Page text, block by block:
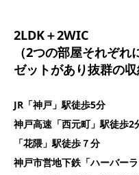
2LDK＋2WIC
（2つの部屋それぞ
ゼットがあり抜群の収
JR「神戸」駅徒歩5分
神戸高速「西元町」駅徒歩2
「花隈」駅徒歩７分
神戸市営地下鉄「ハーバー